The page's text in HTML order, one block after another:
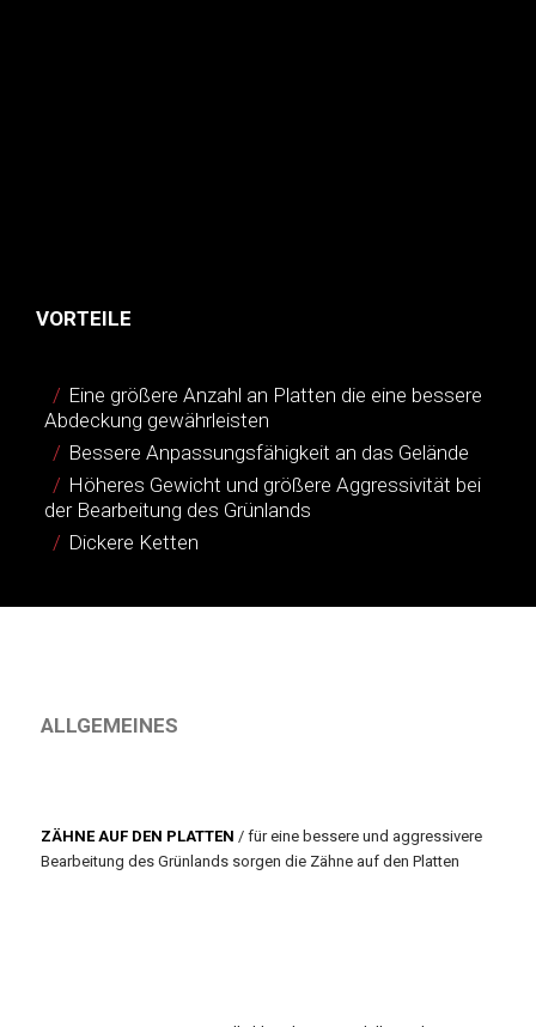
VORTEILE
Eine größere Anzahl an Platten die eine bessere
Abdeckung gewährleisten
Bessere Anpassungsfähigkeit an das Gelände
Höheres Gewicht und größere Aggressivität bei
der Bearbeitung des Grünlands
Dickere Ketten
ALLGEMEINES
ZÄHNE AUF DEN PLATTEN / für eine bessere und aggressivere
Bearbeitung des Grünlands sorgen die Zähne auf den Platten